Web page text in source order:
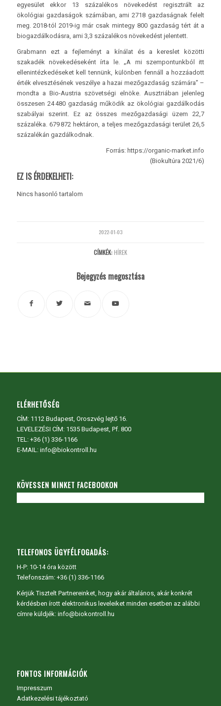
egyesület ekkor 13 százalékos növekedést regisztrált az
ökológiai gazdaságok számában, ami 2718 gazdaságnak felelt
meg. 2018-tól 2019-ig már csak mintegy 800 gazdaság tért át a
biogazdálkodásra, ami 3,3 százalékos növekedést jelentett.
Grabmann ezt a fejleményt a kínálat és a kereslet közötti
szakadék növekedéseként írta le. „A mi szempontunkból itt
ellenintézkedéseket kell tennünk, különben fennáll a hozzáadott
érték elvesztésének veszélye a hazai mezőgazdaság számára” –
mondta a Bio-Austria szövetségi elnöke. Ausztriában jelenleg
összesen 24 480 gazdaság működik az ökológiai gazdálkodás
szabályai szerint. Ez az összes mezőgazdasági üzem 22,7
százaléka. 679 872 hektáron, a teljes mezőgazdasági terület 26,5
százalékán gazdálkodnak.
Forrás: https://organic-market.info
(Biokultúra 2021/6)
EZ IS ÉRDEKELHETI:
Nincs hasonló tartalom
2022-01-03
CÍMKÉK: HÍREK
Bejegyzés megosztása
ELÉRHETŐSÉG
CÍM: 1112 Budapest, Oroszvég lejtő 16.
LEVELEZÉSI CÍM: 1535 Budapest, Pf. 800
TEL: +36 (1) 336-1166
E-MAIL: info@biokontroll.hu
KÖVESSEN MINKET FACEBOOKON
TELEFONOS ÜGYFÉLFOGADÁS:
H-P: 10-14 óra között
Telefonszám: +36 (1) 336-1166
Kérjük Tisztelt Partnereinket, hogy akár általános, akár konkrét
kérdésben írott elektronikus leveleiket minden esetben az alábbi
címre küldjék: info@biokontroll.hu
FONTOS INFORMÁCIÓK
Impresszum
Adatkezelési tájékoztató